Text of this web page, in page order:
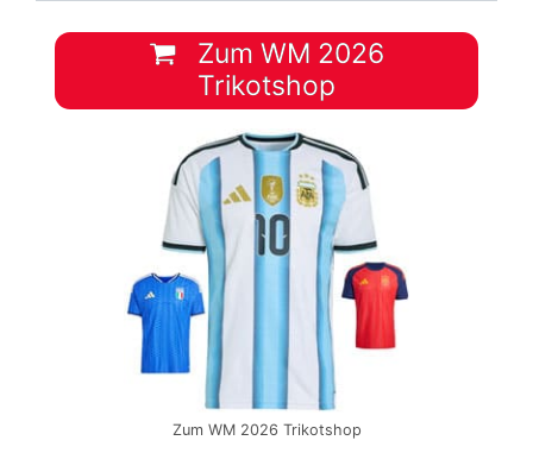
Zum WM 2026
Trikotshop
Zum WM 2026 Trikotshop